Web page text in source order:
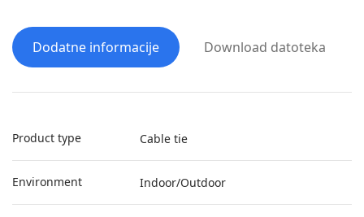
Dodatne informacije Download datoteka
Product type Cable tie
Environment Indoor/Outdoor